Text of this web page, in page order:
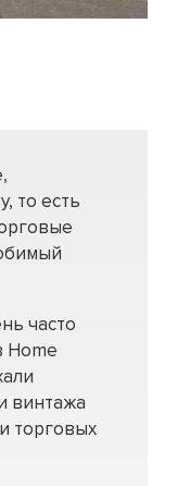
то есть
часто
Home
винтажа
торговых